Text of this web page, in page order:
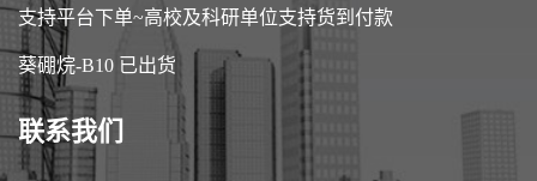
支持平台下单~高校及科研单位支持货到付款
葵硼烷-B10 已出货
联系我们